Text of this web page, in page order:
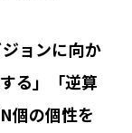
ョンに向か
る」「逆算
個の個性を